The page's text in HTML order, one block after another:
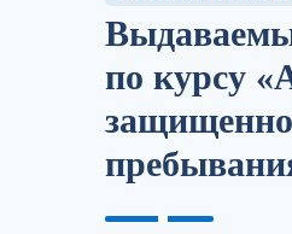
по курсу